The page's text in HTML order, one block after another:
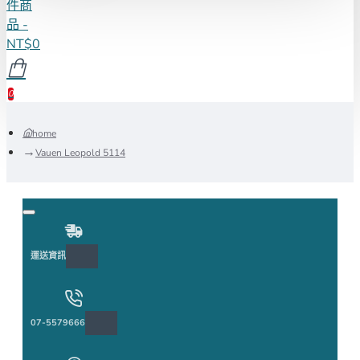
件商
品 -
NT$0
0
home
Vauen Leopold 5114
運送資訊
07-5579666